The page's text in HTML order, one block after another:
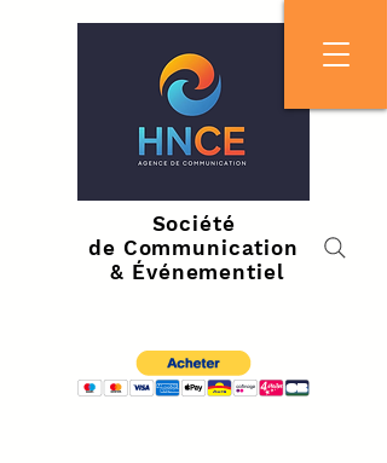
Société
de Communication
& Événementiel